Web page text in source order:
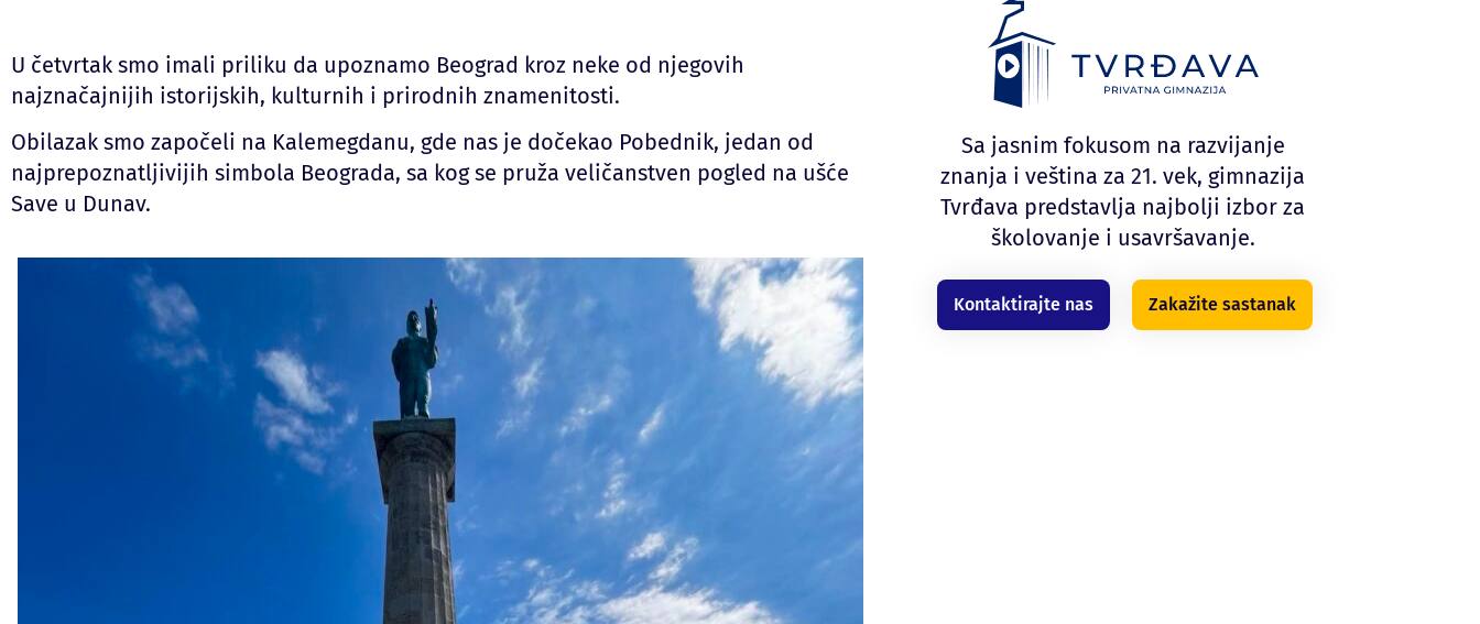
U četvrtak smo imali priliku da upoznamo Beograd kroz neke od njegovih
najznačajnijih istorijskih, kulturnih i prirodnih znamenitosti.
Obilazak smo započeli na Kalemegdanu, gde nas je dočekao Pobednik, jedan od
najprepoznatljivijih simbola Beograda, sa kog se pruža veličanstven pogled na ušće
Save u Dunav.
Sa jasnim fokusom na razvijanje
znanja i veština za 21. vek, gimnazija
Tvrđava predstavlja najbolji izbor za
školovanje i usavršavanje.
Kontaktirajte nas Zakažite sastanak